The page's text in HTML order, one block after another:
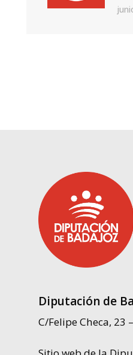
Diputación de
C/Felipe Checa, 23